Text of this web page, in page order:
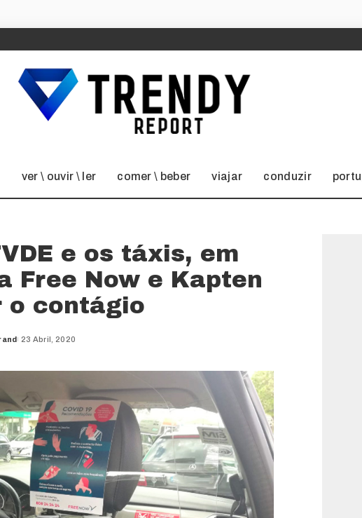
ver \ ouvir \ ler comer \ beber viajar conduzir
e os táxis, em
Free Now e Kapten
o contágio
23 Abril, 2020